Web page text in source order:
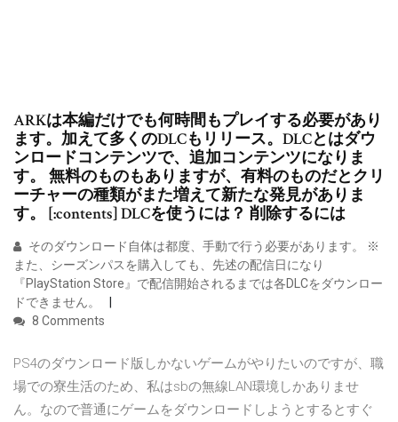
ARKは本編だけでも何時間もプレイする必要があり
ます。加えて多くのDLCもリリース。DLCとはダウ
ンロードコンテンツで、追加コンテンツになりま
す。 無料のものもありますが、有料のものだとクリ
ーチャーの種類がまた増えて新たな発見がありま
す。 [:contents] DLCを使うには？ 削除するには
そのダウンロード自体は都度、手動で行う必要があります。 ※
また、シーズンパスを購入しても、先述の配信日になり
『PlayStation Store』で配信開始されるまでは各DLCをダウンロー
ドできません。
8 Comments
PS4のダウンロード版しかないゲームがやりたいのですが、職
場での寮生活のため、私はsbの無線LAN環境しかありませ
ん。なので普通にゲームをダウンロードしようとするとすぐ